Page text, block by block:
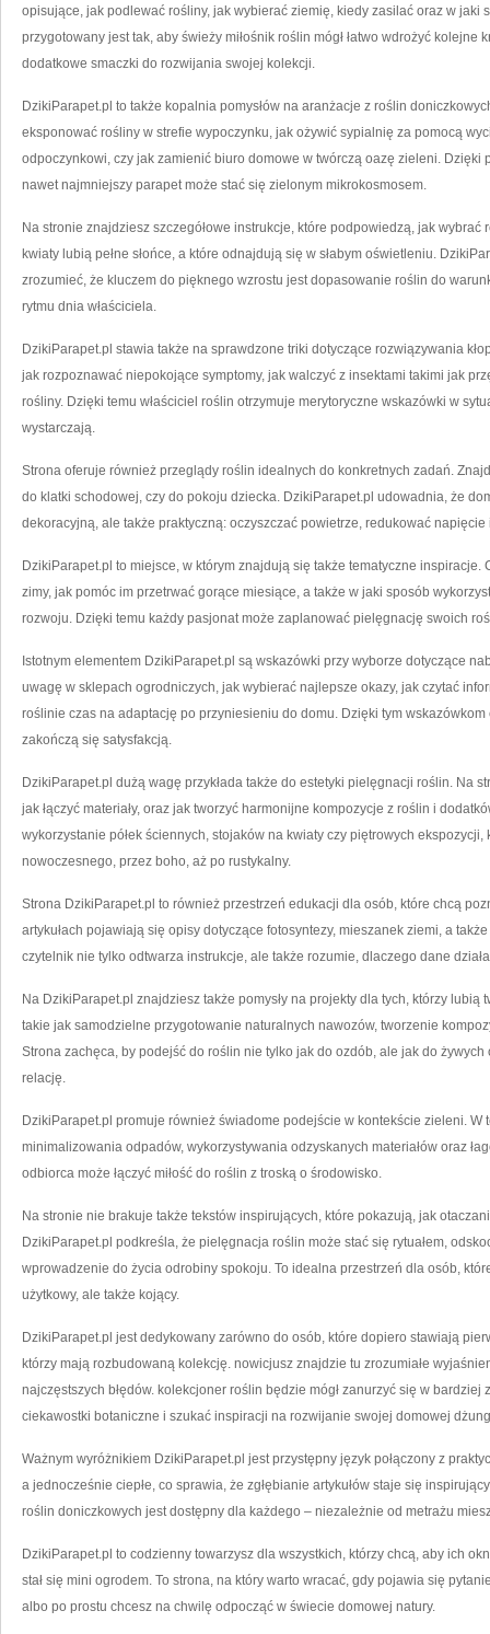
opisujące, jak podlewać rośliny, jak wybierać ziemię, kiedy zasilać oraz w jaki
przygotowany jest tak, aby świeży miłośnik roślin mógł łatwo wdrożyć kolejne
dodatkowe smaczki do rozwijania swojej kolekcji.
DzikiParapet.pl to także kopalnia pomysłów na aranżacje z roślin
eksponować rośliny w strefie wypoczynku, jak ożywić sypialnię za pomocą
odpoczynkowi, czy jak zamienić biuro domowe w twórczą oazę zieleni. Dzięki
nawet najmniejszy parapet może stać się zielonym mikrokosmosem.
Na stronie znajdziesz szczegółowe instrukcje, które podpowiedzą, jak
kwiaty lubią pełne słońce, a które odnajdują się w słabym oświetleniu.
zrozumieć, że kluczem do pięknego wzrostu jest dopasowanie roślin do
rytmu dnia właściciela.
DzikiParapet.pl stawia także na sprawdzone triki dotyczące rozwiązywania
jak rozpoznawać niepokojące symptomy, jak walczyć z insektami takimi jak
rośliny. Dzięki temu właściciel roślin otrzymuje merytoryczne wskazówki w
wystarczają.
Strona oferuje również przeglądy roślin idealnych do konkretnych zadań.
do klatki schodowej, czy do pokoju dziecka. DzikiParapet.pl udowadnia, że
dekoracyjną, ale także praktyczną: oczyszczać powietrze, redukować
DzikiParapet.pl to miejsce, w którym znajdują się także tematyczne
zimy, jak pomóc im przetrwać gorące miesiące, a także w jaki sposób
rozwoju. Dzięki temu każdy pasjonat może zaplanować pielęgnację swoich
Istotnym elementem DzikiParapet.pl są wskazówki przy wyborze dotyczące
uwagę w sklepach ogrodniczych, jak wybierać najlepsze okazy, jak czytać
roślinie czas na adaptację po przyniesieniu do domu. Dzięki tym
zakończą się satysfakcją.
DzikiParapet.pl dużą wagę przykłada także do estetyki pielęgnacji roślin. Na
jak łączyć materiały, oraz jak tworzyć harmonijne kompozycje z roślin i
wykorzystanie półek ściennych, stojaków na kwiaty czy piętrowych
nowoczesnego, przez boho, aż po rustykalny.
Strona DzikiParapet.pl to również przestrzeń edukacji dla osób, które chcą
artykułach pojawiają się opisy dotyczące fotosyntezy, mieszanek ziemi, a
czytelnik nie tylko odtwarza instrukcje, ale także rozumie, dlaczego dane
Na DzikiParapet.pl znajdziesz także pomysły na projekty dla tych, którzy lubią
takie jak samodzielne przygotowanie naturalnych nawozów, tworzenie
Strona zachęca, by podejść do roślin nie tylko jak do ozdób, ale jak do
relację.
DzikiParapet.pl promuje również świadome podejście w kontekście zieleni. W
minimalizowania odpadów, wykorzystywania odzyskanych materiałów oraz
odbiorca może łączyć miłość do roślin z troską o środowisko.
Na stronie nie brakuje także tekstów inspirujących, które pokazują, jak
DzikiParapet.pl podkreśla, że pielęgnacja roślin może stać się rytuałem,
wprowadzenie do życia odrobiny spokoju. To idealna przestrzeń dla osób,
użytkowy, ale także kojący.
DzikiParapet.pl jest dedykowany zarówno do osób, które dopiero stawiają
którzy mają rozbudowaną kolekcję. nowicjusz znajdzie tu zrozumiałe
najczęstszych błędów. kolekcjoner roślin będzie mógł zanurzyć się w
ciekawostki botaniczne i szukać inspiracji na rozwijanie swojej domowej
Ważnym wyróżnikiem DzikiParapet.pl jest przystępny język połączony z
a jednocześnie ciepłe, co sprawia, że zgłębianie artykułów staje się
roślin doniczkowych jest dostępny dla każdego – niezależnie od metrażu
DzikiParapet.pl to codzienny towarzysz dla wszystkich, którzy chcą, aby ich
stał się mini ogrodem. To strona, na który warto wracać, gdy pojawia się
albo po prostu chcesz na chwilę odpocząć w świecie domowej natury.